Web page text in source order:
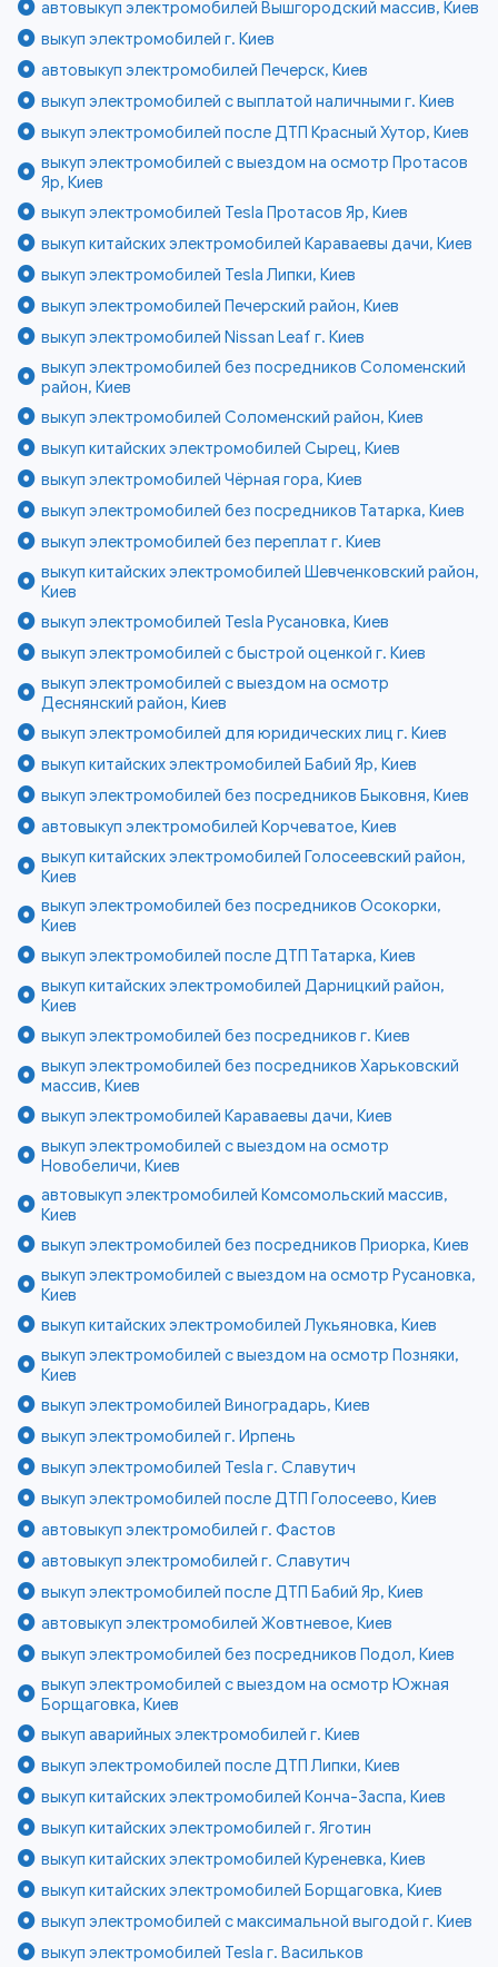
автовыкуп электромобилей Вышгородский массив, Киев
выкуп электромобилей г. Киев
автовыкуп электромобилей Печерск, Киев
выкуп электромобилей с выплатой наличными г. Киев
выкуп электромобилей после ДТП Красный Хутор, Киев
выкуп электромобилей с выездом на осмотр Протасов
Яр, Киев
выкуп электромобилей Tesla Протасов Яр, Киев
выкуп китайских электромобилей Караваевы дачи, Киев
выкуп электромобилей Tesla Липки, Киев
выкуп электромобилей Печерский район, Киев
выкуп электромобилей Nissan Leaf г. Киев
выкуп электромобилей без посредников Соломенский
район, Киев
выкуп электромобилей Соломенский район, Киев
выкуп китайских электромобилей Сырец, Киев
выкуп электромобилей Чёрная гора, Киев
выкуп электромобилей без посредников Татарка, Киев
выкуп электромобилей без переплат г. Киев
выкуп китайских электромобилей Шевченковский район,
Киев
выкуп электромобилей Tesla Русановка, Киев
выкуп электромобилей с быстрой оценкой г. Киев
выкуп электромобилей с выездом на осмотр
Деснянский район, Киев
выкуп электромобилей для юридических лиц г. Киев
выкуп китайских электромобилей Бабий Яр, Киев
выкуп электромобилей без посредников Быковня, Киев
автовыкуп электромобилей Корчеватое, Киев
выкуп китайских электромобилей Голосеевский район,
Киев
выкуп электромобилей без посредников Осокорки,
Киев
выкуп электромобилей после ДТП Татарка, Киев
выкуп китайских электромобилей Дарницкий район,
Киев
выкуп электромобилей без посредников г. Киев
выкуп электромобилей без посредников Харьковский
массив, Киев
выкуп электромобилей Караваевы дачи, Киев
выкуп электромобилей с выездом на осмотр
Новобеличи, Киев
автовыкуп электромобилей Комсомольский массив,
Киев
выкуп электромобилей без посредников Приорка, Киев
выкуп электромобилей с выездом на осмотр Русановка,
Киев
выкуп китайских электромобилей Лукьяновка, Киев
выкуп электромобилей с выездом на осмотр Позняки,
Киев
выкуп электромобилей Виноградарь, Киев
выкуп электромобилей г. Ирпень
выкуп электромобилей Tesla г. Славутич
выкуп электромобилей после ДТП Голосеево, Киев
автовыкуп электромобилей г. Фастов
автовыкуп электромобилей г. Славутич
выкуп электромобилей после ДТП Бабий Яр, Киев
автовыкуп электромобилей Жовтневое, Киев
выкуп электромобилей без посредников Подол, Киев
выкуп электромобилей с выездом на осмотр Южная
Борщаговка, Киев
выкуп аварийных электромобилей г. Киев
выкуп электромобилей после ДТП Липки, Киев
выкуп китайских электромобилей Конча-Заспа, Киев
выкуп китайских электромобилей г. Яготин
выкуп китайских электромобилей Куреневка, Киев
выкуп китайских электромобилей Борщаговка, Киев
выкуп электромобилей с максимальной выгодой г. Киев
выкуп электромобилей Tesla г. Васильков